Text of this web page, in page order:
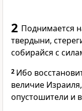
2 Поднимается
твердыни,
собирайся с
2 Ибо
величие
опустошители и